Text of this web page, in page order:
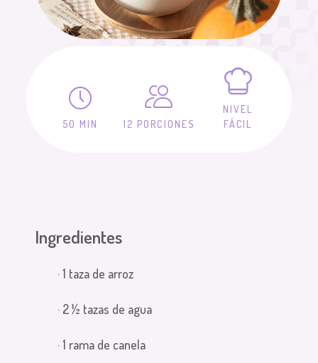
50 MIN 12 PORCIONES
NIVEL
FÁCIL
Ingredientes
· 1 taza de arroz
· 2 ½ tazas de agua
· 1 rama de canela